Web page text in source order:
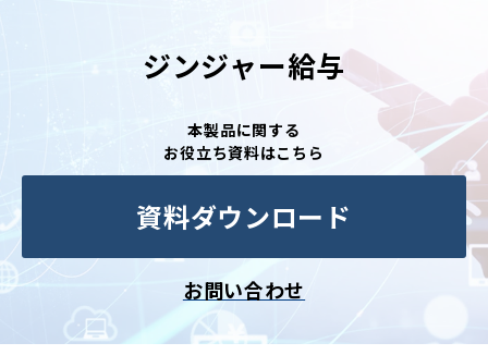
ジンジャー給与
本製品に関する
お役立ち資料はこちら
資料ダウンロード
お問い合わせ